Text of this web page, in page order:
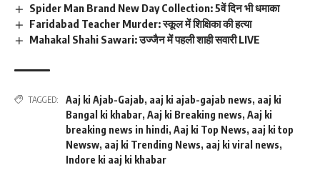
Spider Man Brand New Day Collection: 5वें दिन भी धमाका
Faridabad Teacher Murder: स्कूल में शिक्षिका की हत्या
Mahakal Shahi Sawari: उज्जैन में पहली शाही सवारी LIVE
TAGGED: Aaj ki Ajab-Gajab, aaj ki ajab-gajab news, aaj ki
Bangal ki khabar, Aaj ki Breaking news, Aaj ki
breaking news in hindi, Aaj ki Top News, aaj ki top
Newsw, aaj ki Trending News, aaj ki viral news,
Indore ki aaj ki khabar